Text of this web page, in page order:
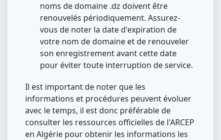
noms de domaine .dz doivent être
renouvelés périodiquement. Assurez-
vous de noter la date d'expiration de
votre nom de domaine et de renouveler
son enregistrement avant cette date
pour éviter toute interruption de service.
Il est important de noter que les
informations et procédures peuvent évoluer
avec le temps, il est donc préférable de
consulter les ressources officielles de l'ARCEP
en Algérie pour obtenir les informations les